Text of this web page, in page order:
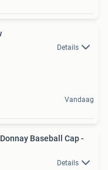
Details
Vandaag
Baseball Cap -
Details